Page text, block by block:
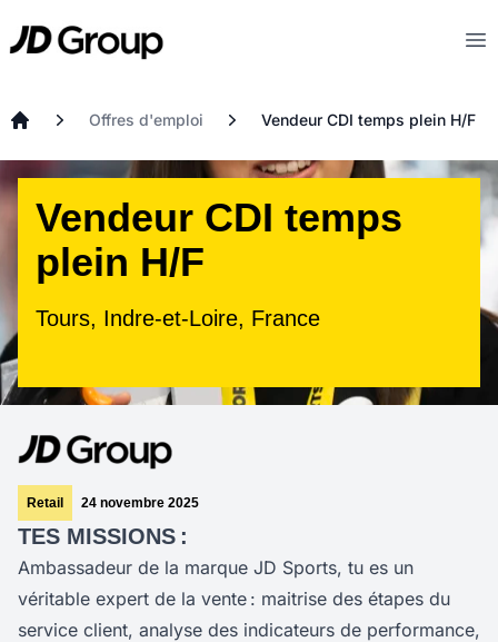
JD
Offres d'emploi Vendeur CDI temps plein H/F
Vendeur CDI temps
plein H/F
Tours, Indre-et-Loire, France
Retail 24 novembre 2025
TES MISSIONS :
Ambassadeur de la marque JD Sports, tu es un
véritable expert de la vente : maitrise des étapes du
service client, analyse des indicateurs de performance,